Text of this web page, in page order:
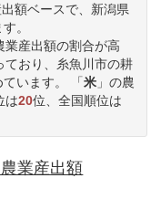
額ベースで、新潟県
。
業産出額の割合が高
ており、糸魚川市の耕
ています。 「米 」の農
は20位、全国順位は
業産出額